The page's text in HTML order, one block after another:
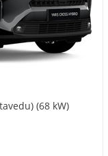
(68 kW)